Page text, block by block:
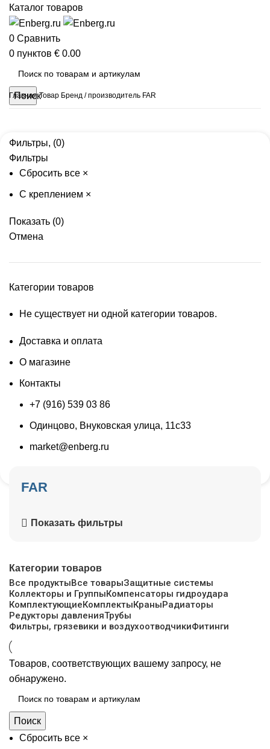
Каталог товаров
0 Сравнить
0 пунктов € 0.00
Поиск
ГлавнаяТовар Бренд / производитель FAR
Фильтры, (0)
Фильтры
Сбросить все ×
C креплением ×
Показать (0)
Отмена
Категории товаров
Не существует ни одной категории товаров.
Доставка и оплата
О магазине
Контакты
+7 (916) 539 03 86
Одинцово, Внуковская улица, 11с33
market@enberg.ru
FAR
Показать фильтры
Категории товаров
Все продуктыВсе товарыЗащитные системы
Коллекторы и ГруппыКомпенсаторы гидроудара
КомплектующиеКомплектыКраныРадиаторы
Редукторы давленияТрубы
Фильтры, грязевики и воздухоотводчикиФитинги
Товаров, соответствующих вашему запросу, не
обнаружено.
Поиск
Сбросить все ×